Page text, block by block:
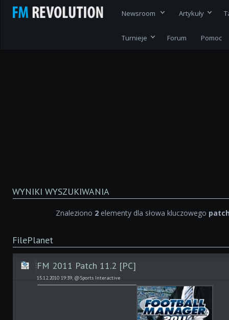
Newsroom Artykuły
Turnieje Forum Pomoc
WYNIKI WYSZUKIWANIA
Znaleziono 2 elementy dla słowa kluczowego
FilePlanet
FM 2011 Patch 11.2 [PC]
15.12.2010 19:39, @Sports Interactive